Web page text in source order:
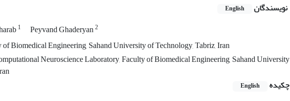
نویسندگان English
1 Peyvand Ghaderyan2
Biomedical Engineering, Sahand University of Technology, Tabriz, Iran
Neuroscience Laboratory, Faculty of Biomedical Engineering, Sahand University
چکیده
English